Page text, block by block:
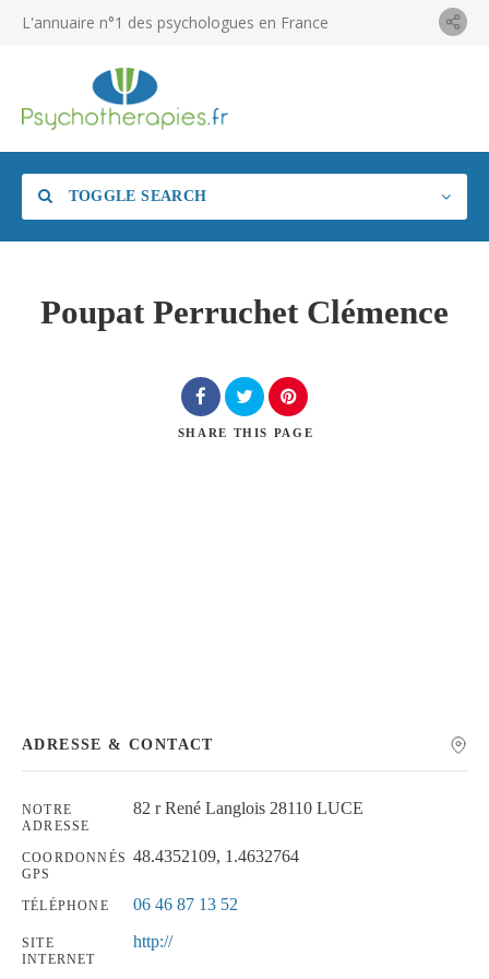
L'annuaire n°1 des psychologues en France
TOGGLE SEARCH
Poupat Perruchet Clémence
SHARE THIS PAGE
ADRESSE & CONTACT
NOTRE
ADRESSE
82 r René Langlois 28110 LUCE
COORDONNÉS
GPS
48.4352109, 1.4632764
TÉLÉPHONE 06 46 87 13 52
SITE
INTERNET
http://